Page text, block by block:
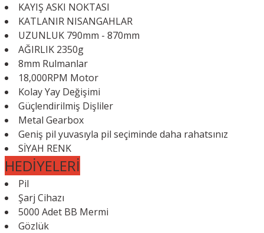
KAYIŞ ASKI NOKTASI
KATLANIR NISANGAHLAR
UZUNLUK 790mm - 870mm
AĞIRLIK 2350g
8mm Rulmanlar
18,000RPM Motor
Kolay Yay Değişimi
Güçlendirilmiş Dişliler
Metal Gearbox
Geniş pil yuvasıyla pil seçiminde daha rahatsınız
SİYAH RENK
HEDİYELERİ
Pil
Şarj Cihazı
5000 Adet BB Mermi
Gözlük